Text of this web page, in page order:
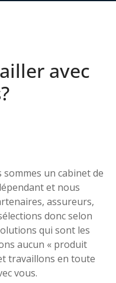
avec
sommes un cabinet de
et nous
assureurs,
donc selon
qui sont les
aucun « produit
travaillons en toute
vous.